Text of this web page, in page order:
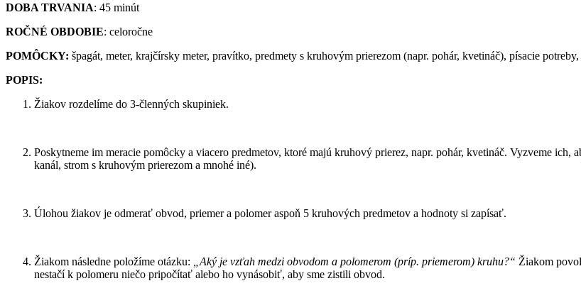
DOBA TRVANIA: 45 minút
ROČNÉ OBDOBIE: celoročne
POMÔCKY: špagát, meter, krajčírsky meter, pravítko, predmety s kruhovým prierezom (napr. pohár, kvetináč), písacie
POPIS:
Žiakov rozdelíme do 3-členných skupiniek.
Poskytneme im meracie pomôcky a viacero predmetov, ktoré majú kruhový prierez, napr. pohár, kvetináč. Vyzveme
kanál, strom s kruhovým prierezom a mnohé iné).
Úlohou žiakov je odmerať obvod, priemer a polomer aspoň 5 kruhových predmetov a hodnoty si zapísať.
Žiakom následne položíme otázku: „Aký je vzťah medzi obvodom a polomerom (príp. priemerom) kruhu?“ Žiakom
nestačí k polomeru niečo pripočítať alebo ho vynásobiť, aby sme zistili obvod.